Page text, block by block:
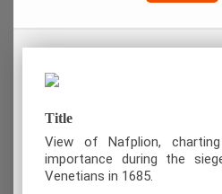
Title
View of Nafplion,
importance during the
Venetians in 1685.